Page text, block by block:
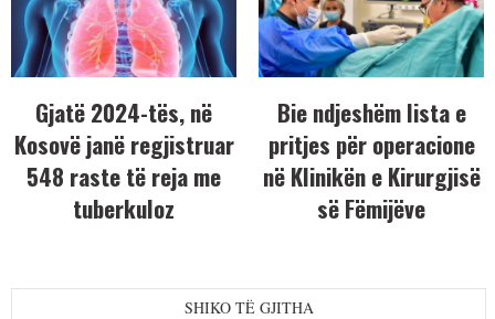
Gjatë 2024-tës, në
Kosovë janë regjistruar
548 raste të reja me
tuberkuloz
Bie ndjeshëm lista e
pritjes për operacione
në Klinikën e Kirurgjisë
së Fëmijëve
SHIKO TË GJITHA